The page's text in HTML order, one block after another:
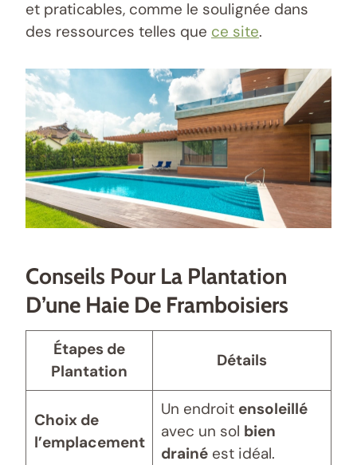
et praticables, comme le soulignée dans
des ressources telles que ce site.
Conseils Pour La Plantation
D’une Haie De Framboisiers
Étapes de
Plantation
Détails
Choix de
l’emplacement
Un endroit ensoleillé
avec un sol bien
drainéest idéal.